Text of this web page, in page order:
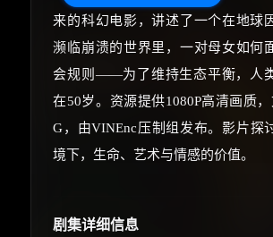
来的科幻电影，讲述了一个在地球
濒临崩溃的世界里，一对母女如何
会规则——为了维持生态平衡，人
在50岁。资源提供1080P高清画质
G，由VINEnc压制组发布。影片探
境下，生命、艺术与情感的价值。
剧集详细信息